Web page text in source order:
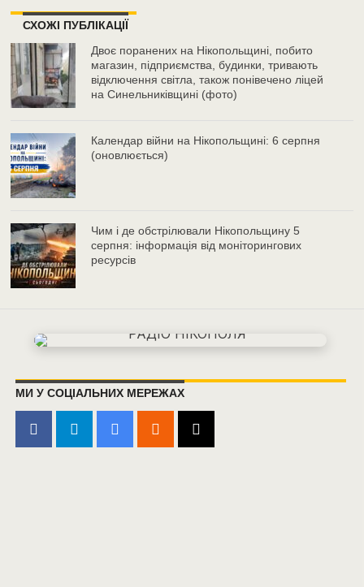
СХОЖІ ПУБЛІКАЦІЇ
Двоє поранених на Нікопольщині, побито
магазин, підприємства, будинки, тривають
відключення світла, також понівечено ліцей
на Синельниківщині (фото)
Календар війни на Нікопольщині: 6 серпня
(оновлюється)
Чим і де обстрілювали Нікопольщину 5
серпня: інформація від моніторингових
ресурсів
МИ У СОЦІАЛЬНИХ МЕРЕЖАХ